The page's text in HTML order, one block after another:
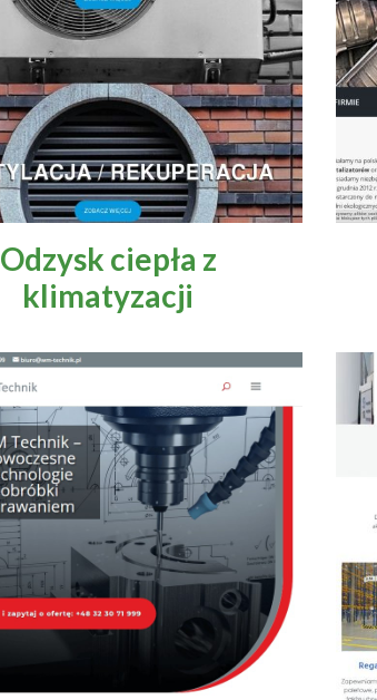
Odzysk ciepła z
klimatyzacji